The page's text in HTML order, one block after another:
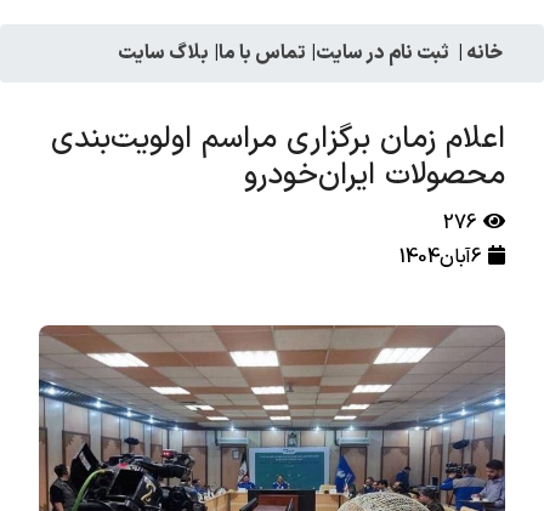
خانه | ثبت نام در سایت| تماس با ما| بلاگ سایت
اعلام زمان برگزاری مراسم اولویت‌بندی
محصولات ایران‌خودرو
276
6آبان1404